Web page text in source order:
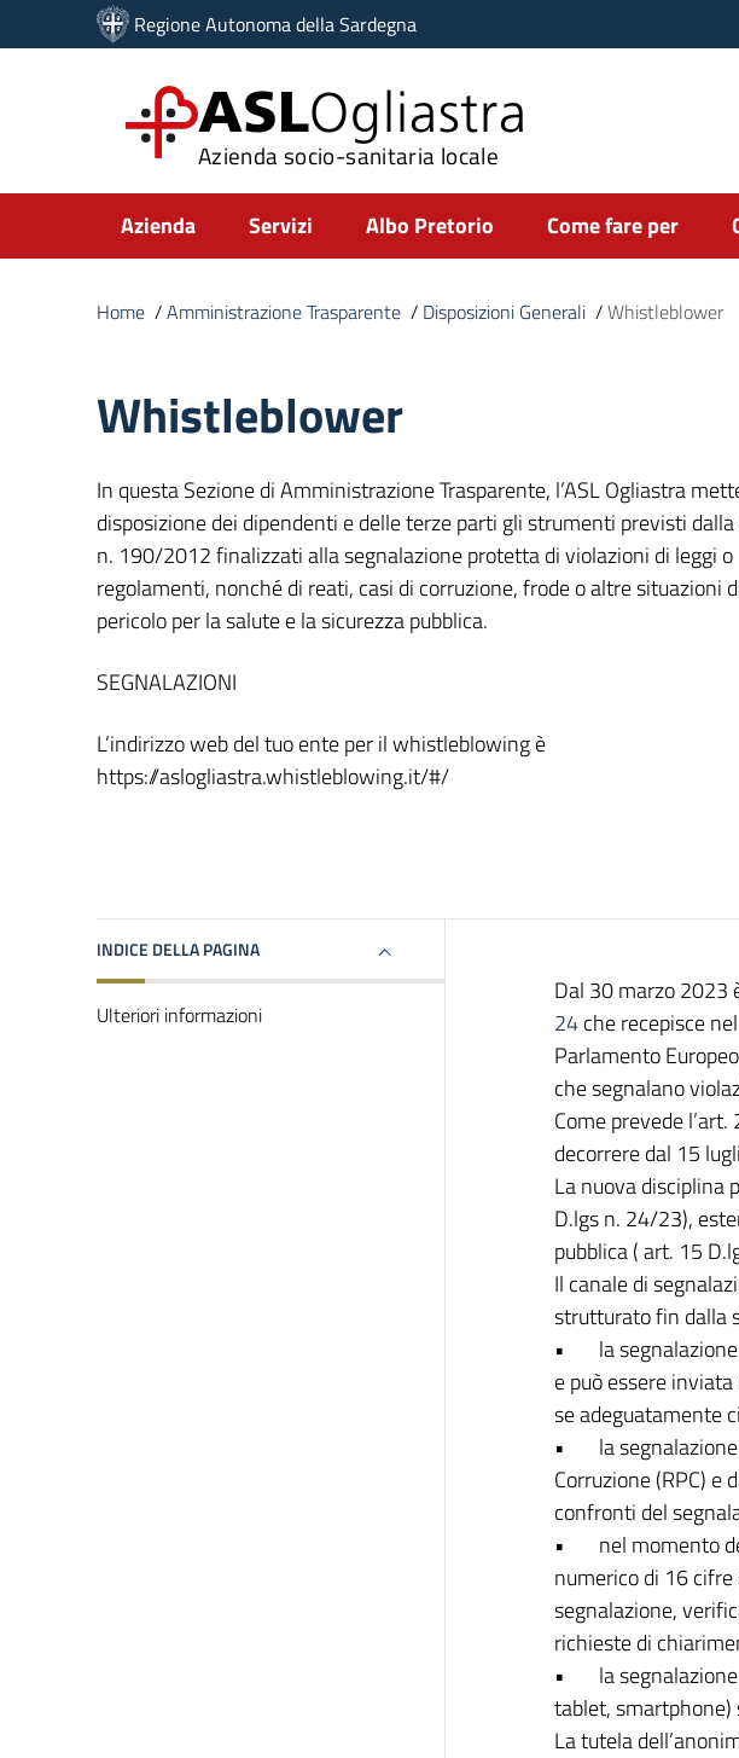
Vai ai contenuti
Vai al menu di navigazione
Regione Autonoma della Sardegna
ASLOgliastra
Azienda socio-sanitaria locale
Submenu
Azienda Servizi Albo Pretorio Come fare per
Home /Amministrazione Trasparente / Disposizioni Generali /Whistleblower
Whistleblower
In questa Sezione di Amministrazione Trasparente, l’ASL Ogliastra
disposizione dei dipendenti e delle terze parti gli strumenti previsti dalla
n. 190/2012 finalizzati alla segnalazione protetta di violazioni di leggi o
regolamenti, nonché di reati, casi di corruzione, frode o altre situazioni
pericolo per la salute e la sicurezza pubblica.
SEGNALAZIONI
L’indirizzo web del tuo ente per il whistleblowing è
https://aslogliastra.whistleblowing.it/#/
INDICE DELLA PAGINA
Ulteriori informazioni
Dal 30 marzo 2023
24che recepisce
Parlamento
che segnalano
Come prevede
decorrere dal 15
La nuova disciplina
D.lgs n. 24/23),
pubblica ( art. 15
Il canale di
strutturato fin dalla
• la segnalazione
e può essere
se adeguatamente
• la segnalazione
Corruzione (RPC)
confronti del
• nel momento
numerico di 16
segnalazione,
richieste di
• la segnalazione
tablet, smartphone)
La tutela